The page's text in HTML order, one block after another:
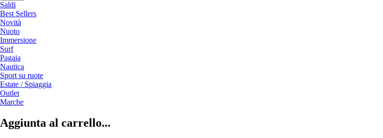
Saldi
Best Sellers
Novità
Nuoto
Immersione
Surf
Pagaia
Nautica
Sport su ruote
Estate / Spiaggia
Outlet
Marche
Aggiunta al carrello...